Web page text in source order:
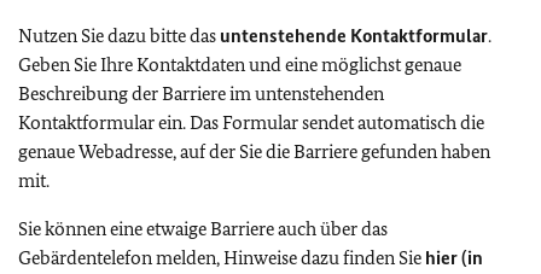
Nutzen Sie dazu bitte das untenstehende Kontaktformular.
Geben Sie Ihre Kontaktdaten und eine möglichst genaue
Beschreibung der Barriere im untenstehenden
Kontaktformular ein. Das Formular sendet automatisch die
genaue Webadresse, auf der Sie die Barriere gefunden haben
mit.
Sie können eine etwaige Barriere auch über das
Gebärdentelefon melden, Hinweise dazu finden Sie hier (in